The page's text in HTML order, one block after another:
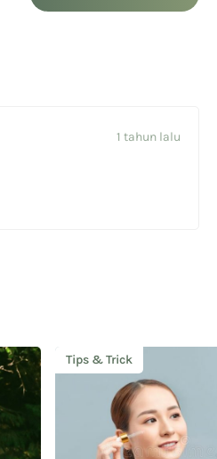
1 tahun lalu
Tips & Trick